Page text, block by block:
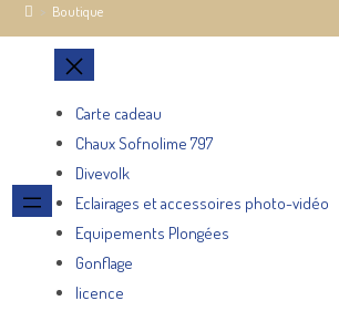
> Boutique
Carte cadeau
Chaux Sofnolime 797
Divevolk
Eclairages et accessoires photo-vidéo
Equipements Plongées
Gonflage
licence